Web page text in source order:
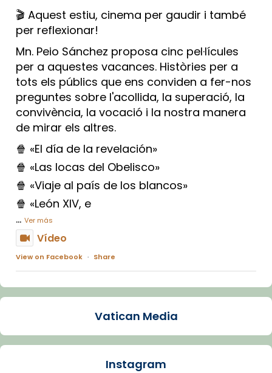
🎬 Aquest estiu, cinema per gaudir i també
per reflexionar!
Mn. Peio Sánchez proposa cinc pel·lícules
per a aquestes vacances. Històries per a
tots els públics que ens conviden a fer-nos
preguntes sobre l'acollida, la superació, la
convivència, la vocació i la nostra manera
de mirar els altres.
🍿 «El día de la revelación»
🍿 «Las locas del Obelisco»
🍿 «Viaje al país de los blancos»
🍿 «León XIV, e
... Ver más
Vídeo
View on Facebook · Share
Arquebisbat de Barcelona
La Carmina va patir depressió. Fa gairebé
dos mesos, a l'Estadi Lluís Companys, la
Vatican Media
Instagram